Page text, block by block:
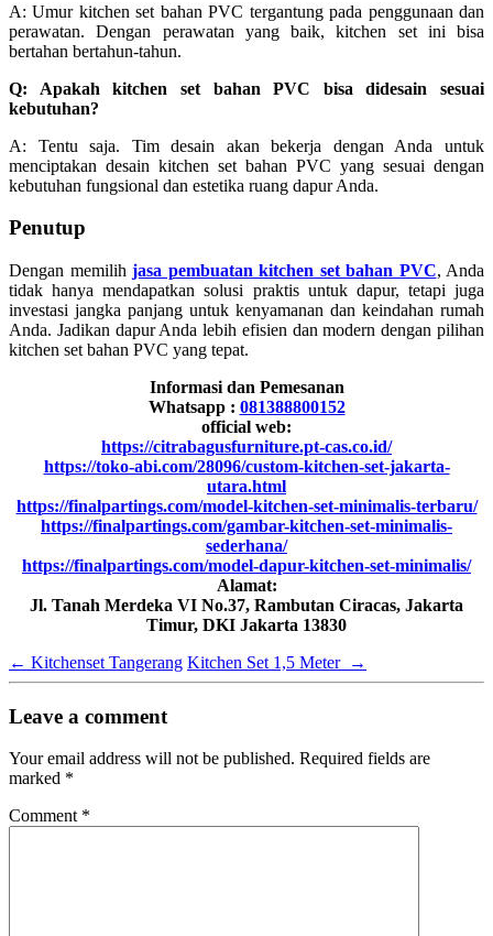
A: Umur kitchen set bahan PVC tergantung pada penggunaan dan
perawatan. Dengan perawatan yang baik, kitchen set ini bisa
bertahan bertahun-tahun.
Q: Apakah kitchen set bahan PVC bisa didesain sesuai
kebutuhan?
A: Tentu saja. Tim desain akan bekerja dengan Anda untuk
menciptakan desain kitchen set bahan PVC yang sesuai dengan
kebutuhan fungsional dan estetika ruang dapur Anda.
Penutup
Dengan memilih jasa pembuatan kitchen set bahan PVC, Anda
tidak hanya mendapatkan solusi praktis untuk dapur, tetapi juga
investasi jangka panjang untuk kenyamanan dan keindahan rumah
Anda. Jadikan dapur Anda lebih efisien dan modern dengan pilihan
kitchen set bahan PVC yang tepat.
Informasi dan Pemesanan
Whatsapp : 081388800152
official web:
https://citrabagusfurniture.pt-cas.co.id/
https://toko-abi.com/28096/custom-kitchen-set-jakarta-
utara.html
https://finalpartings.com/model-kitchen-set-minimalis-terbaru/
https://finalpartings.com/gambar-kitchen-set-minimalis-
sederhana/
https://finalpartings.com/model-dapur-kitchen-set-minimalis/
Alamat:
Jl. Tanah Merdeka VI No.37, Rambutan Ciracas, Jakarta
Timur, DKI Jakarta 13830
← Kitchenset Tangerang Kitchen Set 1,5 Meter →
Leave a comment
Your email address will not be published. Required fields are
marked *
Comment *